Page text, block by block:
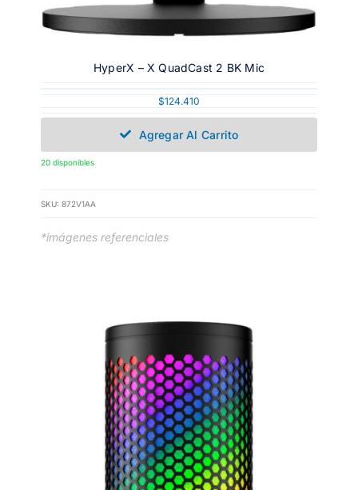
HyperX – X QuadCast 2 BK Mic
$124.410
Agregar Al Carrito
20 disponibles
SKU: 872V1AA
*imágenes referenciales